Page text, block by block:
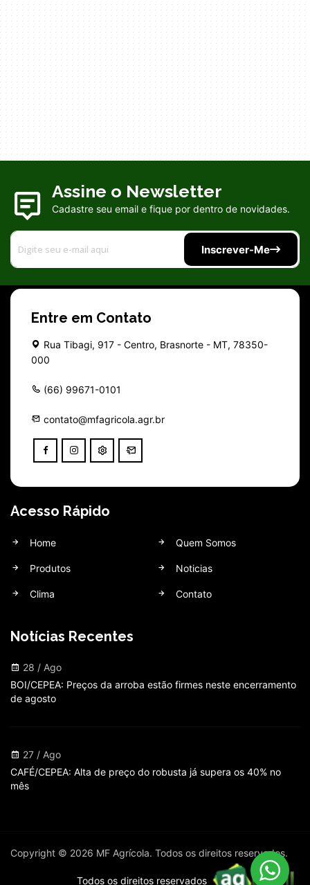
Assine o Newsletter
Cadastre seu email e fique por dentro de novidades.
Inscrever-Me
Entre em Contato
Rua Tibagi, 917 - Centro, Brasnorte - MT, 78350-
000
(66) 99671-0101
contato@mfagricola.agr.br
Acesso Rápido
Home Quem Somos
Produtos Noticias
Clima Contato
Notícias Recentes
28 / Ago
BOI/CEPEA: Preços da arroba estão firmes neste encerramento
de agosto
27 / Ago
CAFÉ/CEPEA: Alta de preço do robusta já supera os 40% no
mês
Copyright © 2026 MF Agrícola. Todos os direitos reservados.
Todos os direitos reservados